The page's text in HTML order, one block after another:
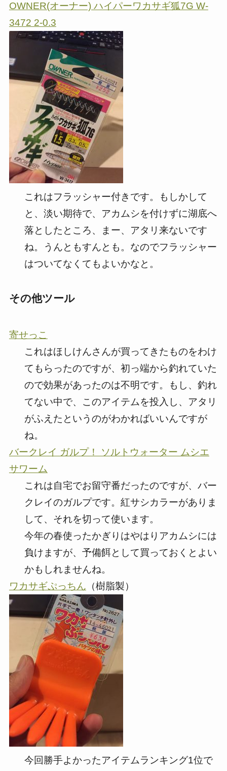
OWNER(オーナー) ハイパーワカサギ狐7G W-
3472 2-0.3
これはフラッシャー付きです。もしかして
と、淡い期待で、アカムシを付けずに湖底へ
落としたところ、まー、アタリ来ないです
ね。うんともすんとも。なのでフラッシャー
はついてなくてもよいかなと。
その他ツール
寄せっこ
これはほしけんさんが買ってきたものをわけ
てもらったのですが、初っ端から釣れていた
ので効果があったのは不明です。もし、釣れ
てない中で、このアイテムを投入し、アタリ
がふえたというのがわかればいいんですが
ね。
バークレイ ガルプ！ ソルトウォーター ムシエ
サワーム
これは自宅でお留守番だったのですが、バー
クレイのガルプです。紅サシカラーがありま
して、それを切って使います。
今年の春使ったかぎりはやはりアカムシには
負けますが、予備餌として買っておくとよい
かもしれませんね。
ワカサギぷっちん （樹脂製）
今回勝手よかったアイテムランキング1位で